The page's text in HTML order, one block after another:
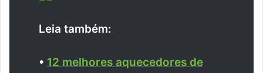
Leia também:
• 12 melhores aquecedores de